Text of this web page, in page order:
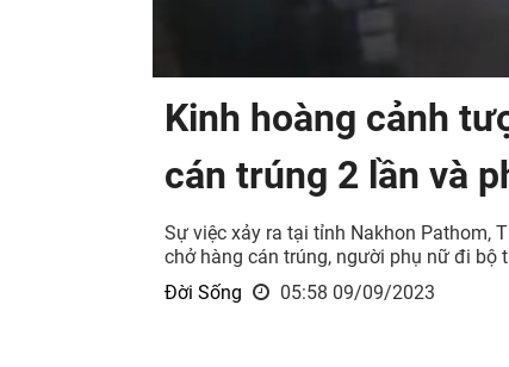
Kinh hoàng cảnh
cán trúng 2 lần và
Sự việc xảy ra tại tỉnh Nakhon Pathom,
chở hàng cán trúng, người phụ nữ đi bộ
Đời Sống
05:58 09/09/2023